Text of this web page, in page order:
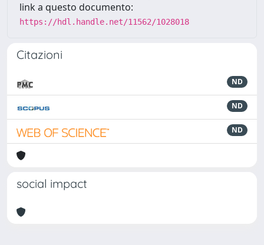
link a questo documento:
https://hdl.handle.net/11562/1028018
Citazioni
ND
ND
ND
social impact